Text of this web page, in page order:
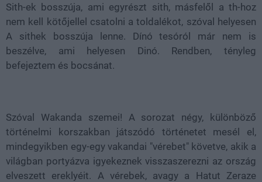
Sith-ek bosszúja, ami egyrészt sith, másfelől a th-hoz
nem kell kötőjellel csatolni a toldalékot, szóval helyesen
A sithek bosszúja lenne. Dínó tesóról már nem is
beszélve, ami helyesen Dinó. Rendben, tényleg
befejeztem és bocsánat.
Szóval Wakanda szemei! A sorozat négy, különböző
történelmi korszakban játszódó történetet mesél el,
mindegyikben egy-egy vakandai "vérebet" követve, akik a
világban portyázva igyekeznek visszaszerezni az ország
elveszett ereklyéit. A vérebek, avagy a Hatut Zeraze